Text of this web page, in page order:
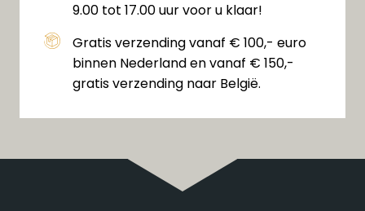
9.00 tot 17.00 uur voor u klaar!
Gratis verzending vanaf € 100,- euro
binnen Nederland en vanaf € 150,-
gratis verzending naar België.